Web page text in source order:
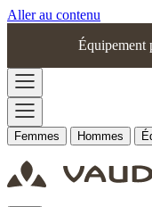
Aller au contenu
Équipement
Femmes Hommes